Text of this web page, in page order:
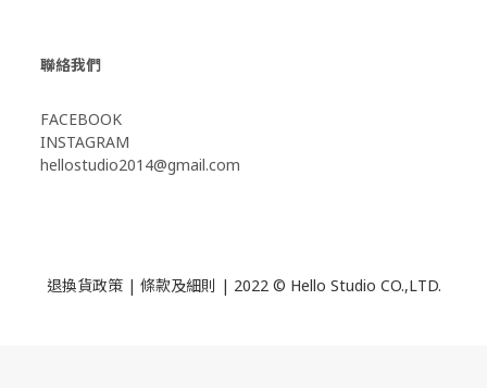
聯絡我們
FACEBOOK
INSTAGRAM
hellostudio2014@gmail.com
退換貨政策| 條款及細則 | 2022 © Hello Studio CO.,LTD.